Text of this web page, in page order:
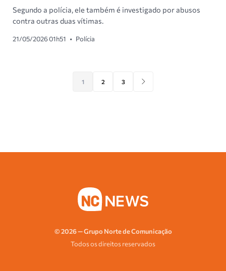
Segundo a polícia, ele também é investigado por abusos
contra outras duas vítimas.
21/05/2026 01h51 • Polícia
1 2 3
© 2026 — Grupo Norte de Comunicação
Todos os direitos reservados